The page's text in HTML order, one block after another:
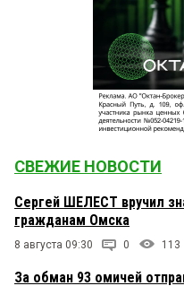
СВЕЖИЕ НОВОСТИ
Сергей ШЕЛЕСТ вручил
гражданам Омска
8 августа 09:30 0 113
За обман 93 омичей